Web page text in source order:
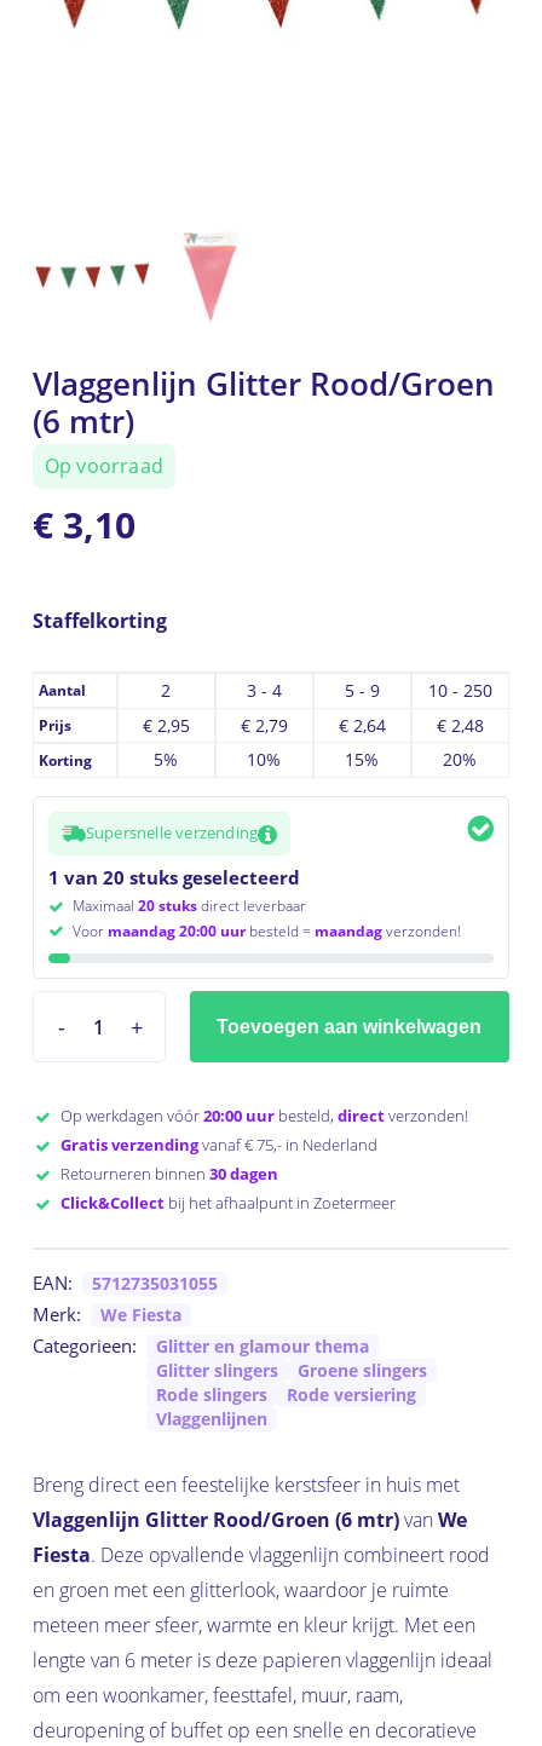
Vlaggenlijn Glitter Rood/Groen
(6 mtr)
Op voorraad
€3,10
Staffelkorting
Aantal 2 3 - 4 5 - 9 10 - 250
Prijs €2,95 €2,79 €2,64 €2,48
Korting 5% 10% 15% 20%
Supersnelle verzending
1 van 20 stuks geselecteerd
Maximaal 20 stuksdirect leverbaar
Voor maandag 20:00 uurbesteld = maandagverzonden!
Toevoegen aan winkelwagen
Op werkdagen vóór20:00 uurbesteld, directverzonden!
Gratis verzendingvanaf € 75,- in Nederland
Retourneren binnen 30 dagen
Click&Collectbij het afhaalpunt in Zoetermeer
EAN: 5712735031055
Merk: We Fiesta
Categorieen:
Glitter en glamour thema
Glitter slingers
Groene slingers
Rode slingers
Rode versiering
Vlaggenlijnen
Breng direct een feestelijke kerstsfeer in huis met
Vlaggenlijn Glitter Rood/Groen (6 mtr)vanWe
Fiesta. Deze opvallende vlaggenlijn combineert rood
en groen met een glitterlook, waardoor je ruimte
meteen meer sfeer, warmte en kleur krijgt. Met een
lengte van 6 meter is deze papieren vlaggenlijn ideaal
om een woonkamer, feesttafel, muur, raam,
deuropening of buffet op een snelle en decoratieve